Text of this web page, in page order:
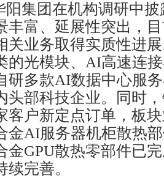
阳集团在机构调研中
丰富、延展性突出，
关业务取得实质性进
的光模块、AI高速连
研多款AI数据中心服
头部科技企业。同时
客户新定点订单，板
金AI服务器机柜散热
金GPU散热零部件已
完善。